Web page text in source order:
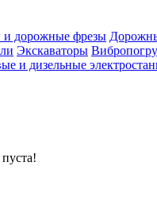
и дорожные фрезы
Экскаваторы
и дизельные